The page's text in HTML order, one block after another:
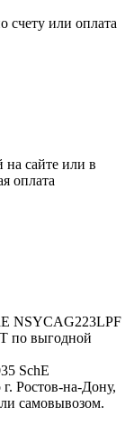
счету или оплата
на сайте или в
оплата
NSYCAG223LPF
по выгодной
SchE
Ростов-на-Дону,
самовывозом.